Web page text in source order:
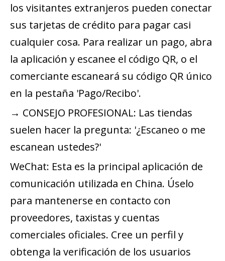
los visitantes extranjeros pueden conectar
sus tarjetas de crédito para pagar casi
cualquier cosa. Para realizar un pago, abra
la aplicación y escanee el código QR, o el
comerciante escaneará su código QR único
en la pestaña 'Pago/Recibo'.
→ CONSEJO PROFESIONAL: Las tiendas
suelen hacer la pregunta: '¿Escaneo o me
escanean ustedes?'
WeChat: Esta es la principal aplicación de
comunicación utilizada en China. Úselo
para mantenerse en contacto con
proveedores, taxistas y cuentas
comerciales oficiales. Cree un perfil y
obtenga la verificación de los usuarios